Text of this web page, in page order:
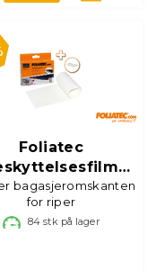
Foliatec
bagasjeromskanten
for riper
84 stk på lager